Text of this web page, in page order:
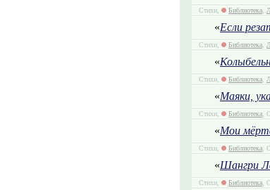
Стихи, Библиотека,
«Если
Стихи, Библиотека,
«
Стихи, Библиотека,
«Маяки,
Стихи, Библиотека,
«Мои
Стихи, Библиотека,
«Шангри
Стихи, Библиотека,